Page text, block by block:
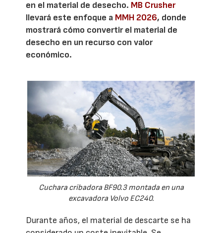
en el material de desecho. MB Crusher
llevará este enfoque a MMH 2026, donde
mostrará cómo convertir el material de
desecho en un recurso con valor
económico.
Cuchara cribadora BF90.3 montada en una
excavadora Volvo EC240.
Durante años, el material de descarte se ha